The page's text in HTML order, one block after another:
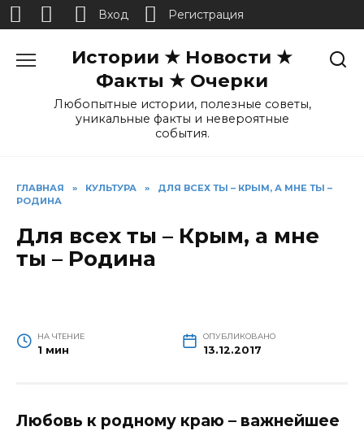
Истории ★ Новости ★
Факты ★ Очерки
Любопытные истории, полезные советы,
уникальные факты и невероятные
события.
ГЛАВНАЯ » КУЛЬТУРА »
ДЛЯ ВСЕХ ТЫ – КРЫМ, А МНЕ ТЫ –
РОДИНА
Для всех ты – Крым, а мне
ты – Родина
НА ЧТЕНИЕ
1 мин
ОПУБЛИКОВАНО
13.12.2017
Любовь к родному краю – важнейшее
Вход Регистрация